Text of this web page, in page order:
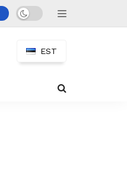
EST